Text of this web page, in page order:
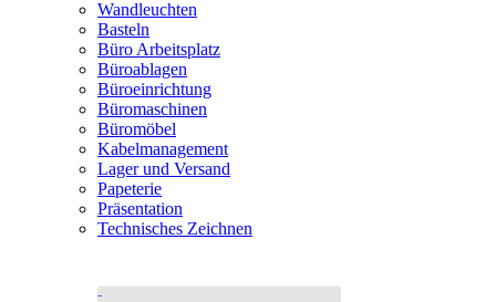
Wandleuchten
Basteln
Büro Arbeitsplatz
Büroablagen
Büroeinrichtung
Büromaschinen
Büromöbel
Kabelmanagement
Lager und Versand
Papeterie
Präsentation
Technisches Zeichnen